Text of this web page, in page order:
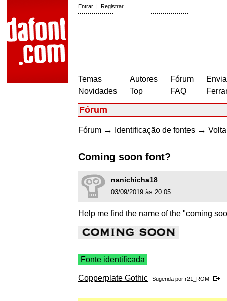
Entrar | Registrar
Temas
Novidades
Autores
Top
Fórum
FAQ
Fórum
Fórum → Identificação de fontes →
Coming soon font?
nanichicha18
03/09/2019 às 20:05
Help me find the name of the "coming
Fonte identificada
Copperplate Gothic Sugerida por r21_ROM